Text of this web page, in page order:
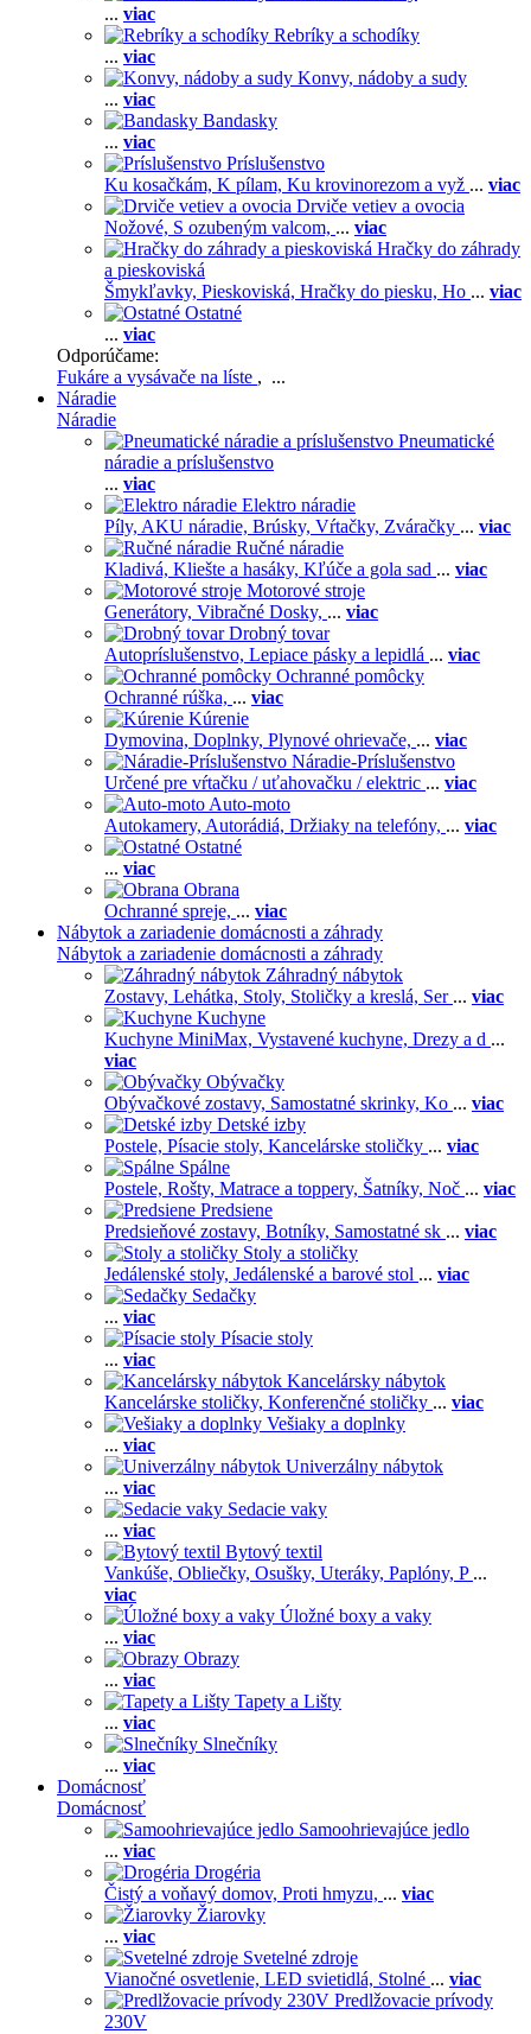
... viac
Rebríky a schodíky
... viac
Konvy, nádoby a sudy
... viac
Bandasky
... viac
Príslušenstvo
Ku kosačkám, K pílam, Ku krovinorezom a vyž ... viac
Drviče vetiev a ovocia
Nožové, S ozubeným valcom, ... viac
Hračky do záhrady
a pieskoviská
Šmykľavky, Pieskoviská, Hračky do piesku, Ho ... viac
Ostatné
... viac
Odporúčame:
Fukáre a vysávače na líste , ...
Náradie
Náradie
Pneumatické
náradie a príslušenstvo
... viac
Elektro náradie
Píly, AKU náradie, Brúsky, Vŕtačky, Zváračky ... viac
Ručné náradie
Kladivá, Kliešte a hasáky, Kľúče a gola sad ... viac
Motorové stroje
Generátory, Vibračné Dosky, ... viac
Drobný tovar
Autopríslušenstvo, Lepiace pásky a lepidlá ... viac
Ochranné pomôcky
Ochranné rúška, ... viac
Kúrenie
Dymovina, Doplnky, Plynové ohrievače, ... viac
Náradie-Príslušenstvo
Určené pre vŕtačku / uťahovačku / elektric ... viac
Auto-moto
Autokamery, Autorádiá, Držiaky na telefóny, ... viac
Ostatné
... viac
Obrana
Ochranné spreje, ... viac
Nábytok a zariadenie domácnosti a záhrady
Nábytok a zariadenie domácnosti a záhrady
Záhradný nábytok
Zostavy, Lehátka, Stoly, Stoličky a kreslá, Ser ... viac
Kuchyne
Kuchyne MiniMax, Vystavené kuchyne, Drezy a d ...
viac
Obývačky
Obývačkové zostavy, Samostatné skrinky, Ko ... viac
Detské izby
Postele, Písacie stoly, Kancelárske stoličky ... viac
Spálne
Postele, Rošty, Matrace a toppery, Šatníky, Noč ... viac
Predsiene
Predsieňové zostavy, Botníky, Samostatné sk ... viac
Stoly a stoličky
Jedálenské stoly, Jedálenské a barové stol ... viac
Sedačky
... viac
Písacie stoly
... viac
Kancelársky nábytok
Kancelárske stoličky, Konferenčné stoličky ... viac
Vešiaky a doplnky
... viac
Univerzálny nábytok
... viac
Sedacie vaky
... viac
Bytový textil
Vankúše, Obliečky, Osušky, Uteráky, Paplóny, P ...
viac
Úložné boxy a vaky
... viac
Obrazy
... viac
Tapety a Lišty
... viac
Slnečníky
... viac
Domácnosť
Domácnosť
Samoohrievajúce jedlo
... viac
Drogéria
Čistý a voňavý domov, Proti hmyzu, ... viac
Žiarovky
... viac
Svetelné zdroje
Vianočné osvetlenie, LED svietidlá, Stolné ... viac
Predlžovacie prívody
230V